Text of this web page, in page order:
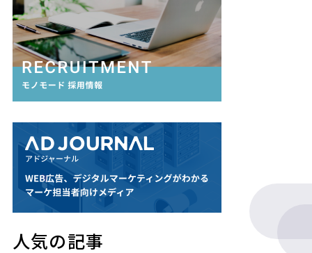
人気の記事